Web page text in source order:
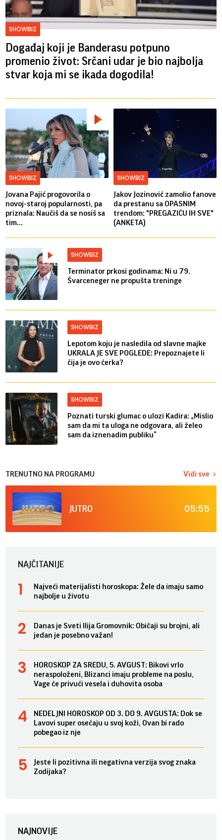
SHOWBIZ
Događaj koji je Banderasu potpuno
promenio život: Srčani udar je bio najbolja
stvar koja mi se ikada dogodila!
SHOWBIZ
Jovana Pajić progovorila o
novoj-staroj popularnosti, pa
priznala: Naučiš da se nosiš sa
tim...
SHOWBIZ
Jakov Jozinović zamolio fanove
da prestanu sa OPASNIM
trendom: "PREGAZIĆU IH SVE"
(ANKETA)
SHOWBIZ
Terminator prkosi godinama: Ni u 79.
Švarceneger ne propušta treninge
SHOWBIZ
Lepotom koju je nasledila od slavne majke
UKRALA JE SVE POGLEDE: Prepoznajete li
čija je ovo ćerka?
SHOWBIZ
Poznati turski glumac o ulozi Kadira: „Mislio
sam da mi ta uloga ne odgovara, ali želeo
sam da iznenadim publiku“
TRENUTNO NA PROGRAMU Vidi sve
JUTRO 05:55
NAJČITANIJE
Najveći materijalisti horoskopa: Žele da imaju samo
najbolje u životu
Danas je Sveti Ilija Gromovnik: Običaji su brojni, ali
jedan je posebno važan!
HOROSKOP ZA SREDU, 5. AVGUST: Bikovi vrlo
neraspoloženi, Blizanci imaju probleme na poslu,
Vage će privući vesela i duhovita osoba
NEDELJNI HOROSKOP OD 3. DO 9. AVGUSTA: Dok se
Lavovi super osećaju u svoj koži, Ovan bi rado
pobegao iz nje
Jeste li pozitivna ili negativna verzija svog znaka
Zodijaka?
NAJNOVIJE